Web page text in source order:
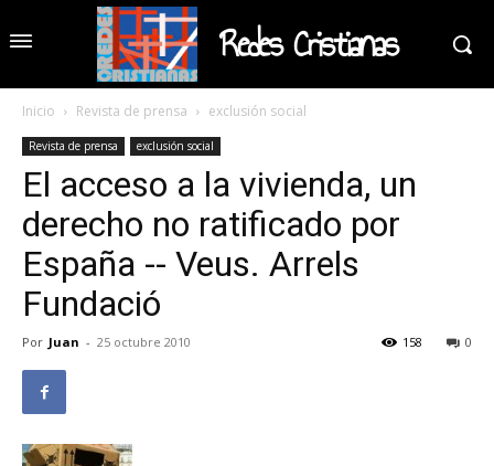
Redes Cristianas
Inicio Revista de prensa exclusión social
Revista de prensa exclusión social
El acceso a la vivienda, un
derecho no ratificado por
España -- Veus. Arrels
Fundació
Por Juan - 25 octubre 2010 0
158